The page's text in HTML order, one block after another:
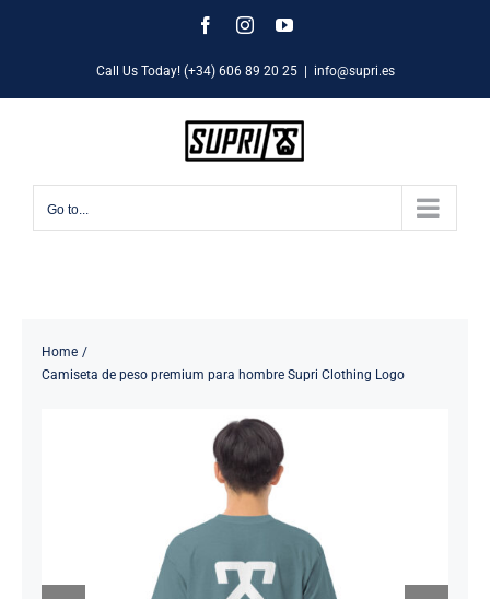
FacebookInstagramYouTube
Call Us Today! (+34) 606 89 20 25 info@supri.es
Go to...
Home
Camiseta de peso premium para hombre Supri Clothing Logo